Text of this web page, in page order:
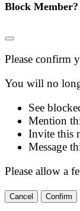
Block Member?
Please confirm
You will no
See
Mention
Invite this
Message
Please allow a
Confirm